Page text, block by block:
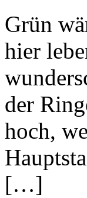
Grün
hier
der
hoch,
[…]